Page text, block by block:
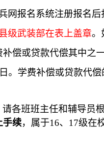
网报名系统注册报名后
级武装部在表上盖章。
偿或贷款代偿其中之
。学费补偿或贷款代
各班班主任和辅导员
手续，属于16、1 7级在